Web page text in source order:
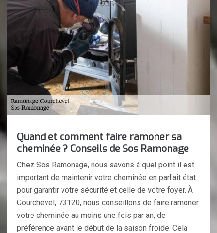
Quand et comment faire ramoner sa
cheminée ? Conseils de Sos Ramonage
Chez Sos Ramonage, nous savons à quel point il est
important de maintenir votre cheminée en parfait état
pour garantir votre sécurité et celle de votre foyer. À
Courchevel, 73120, nous conseillons de faire ramoner
votre cheminée au moins une fois par an, de
préférence avant le début de la saison froide. Cela